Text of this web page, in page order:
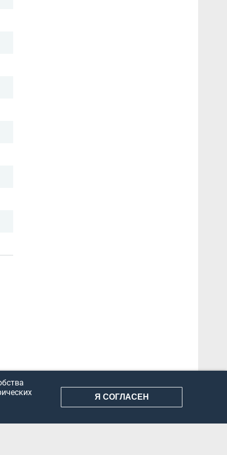
КОНФИДЕНЦИАЛЬНОСТЬ ДОКУМЕНТЫ
Я СОГЛАСЕН